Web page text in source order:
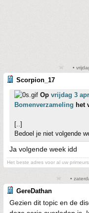
•
Scorpion_17
Op vrijdag 3
Bomenverzameling het
[..]
Bedoel je niet volgende
Ja volgende week idd
Het beste adres voor al uw
•
GereDathan
Gezien dit topic en de